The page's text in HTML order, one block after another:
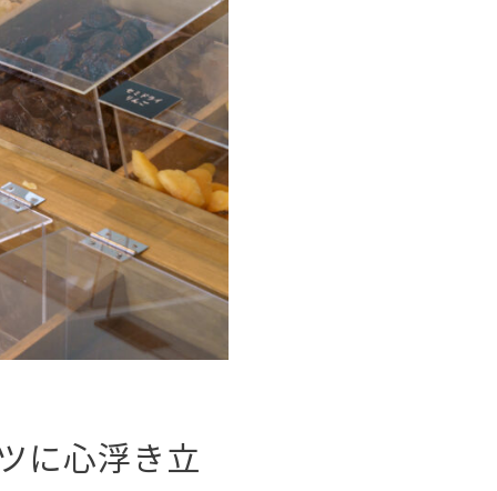
に心浮き立